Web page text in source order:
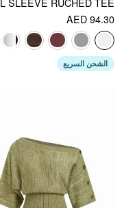
AED 94.30
الشحن السريع